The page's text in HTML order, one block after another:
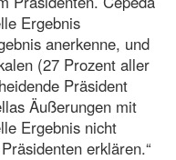
Ergebnis
anerkenne, und
(27 Prozent aller
Präsident
Äußerungen mit
Ergebnis nicht
erklären.“